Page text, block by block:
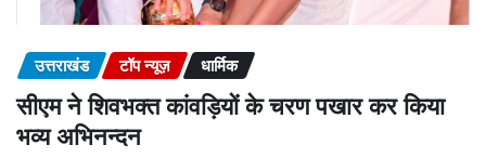
उत्तराखंड टॉप न्यूज़ धार्मिक
सीएम ने शिवभक्त कांवड़ियों के चरण पखार कर किया
भव्य अभिनन्दन